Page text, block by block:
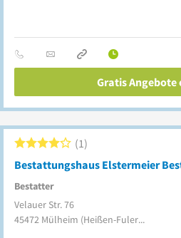
Gratis Angebote
Bestattungshaus Elstermeier
Bestatter
1
Velauer Str. 76
45472 Mülheim (Heißen-Fulerum)